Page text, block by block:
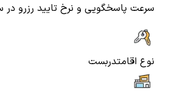
سرعت پاسخگویی و نرخ تایید رزرو
نوع اقامتدربست